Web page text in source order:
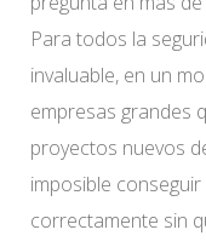
Para todos la
invaluable, en un
empresas grandes
proyectos nuevos
imposible
correctamente sin